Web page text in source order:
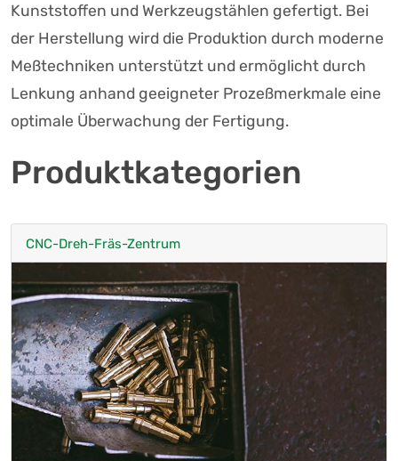
Kunststoffen und Werkzeugstählen gefertigt. Bei
der Herstellung wird die Produktion durch moderne
Meßtechniken unterstützt und ermöglicht durch
Lenkung anhand geeigneter Prozeßmerkmale eine
optimale Überwachung der Fertigung.
Produktkategorien
CNC-Dreh-Fräs-Zentrum